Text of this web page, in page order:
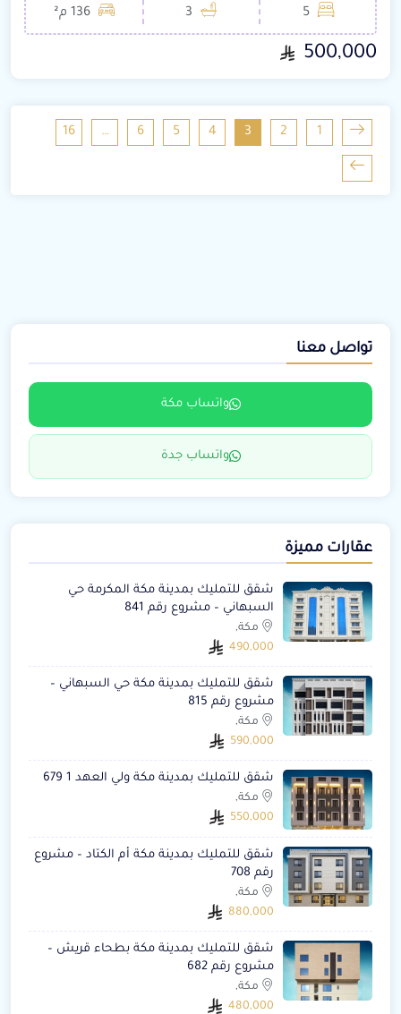
5
3
136 م²
500,000
1
2
3
4
5
6
…
16
تواصل معنا
واتساب مكة
واتساب جدة
عقارات مميزة
شقق للتمليك بمدينة مكة المكرمة حي
السبهاني – مشروع رقم 841
مكة,
490,000
شقق للتمليك بمدينة مكة حي السبهاني –
مشروع رقم 815
مكة,
590,000
شقق للتمليك بمدينة مكة ولي العهد 1 679
مكة,
550,000
شقق للتمليك بمدينة مكة أم الكتاد – مشروع
رقم 708
مكة,
880,000
شقق للتمليك بمدينة مكة بطحاء قريش –
مشروع رقم 682
مكة,
480,000